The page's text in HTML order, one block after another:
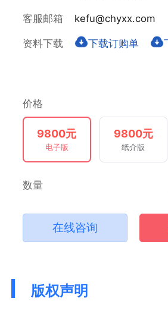
客服邮箱 kefu@chyxx.com
资料下载 下载订购单
价格
9800元
电子版
9800元
纸介版
数量
在线咨询
版权声明